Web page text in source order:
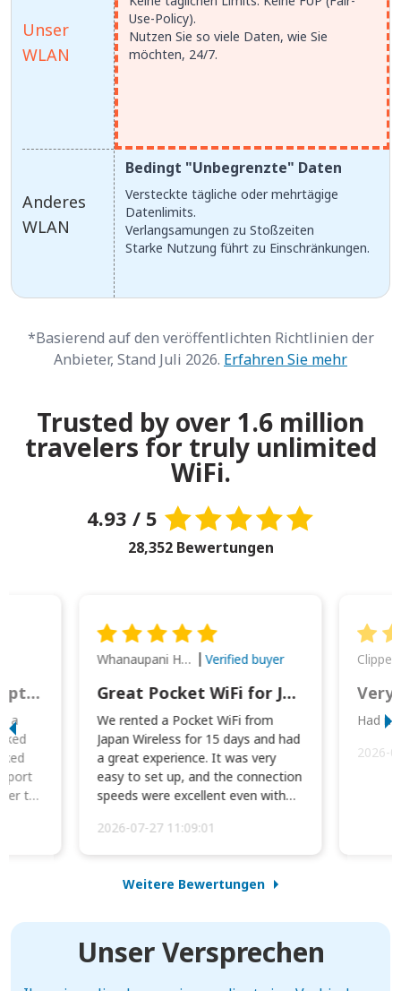
Unser
WLAN
Anderes
WLAN
Use-Policy).
Nutzen Sie so viele Daten, wie Sie
möchten, 24/7.
Bedingt "Unbegrenzte" Daten
Versteckte tägliche oder mehrtägige
Datenlimits.
Verlangsamungen zu Stoßzeiten
Starke Nutzung führt zu Einschränkungen.
*Basierend auf den veröffentlichten Richtlinien der
Anbieter, Stand Juli 2026. Erfahren Sie mehr
Trusted by over 1.6 million
travelers for truly unlimited
WiFi.
4.93 / 5
28,352 Bewertungen
This was wonderful option to a family of four. Everything worked smoothly.
a
to
Whanaupani Henry Joseph Macown Verified buyer
Great Pocket WiFi for Japan Travel
We rented a Pocket WiFi from
Japan Wireless for 15 days and had
a great experience. It was very
easy to set up, and the connection
speeds were excellent even with
2026-07-27 11:09:01
Very
Had
2026-
Weitere Bewertungen
Unser Versprechen